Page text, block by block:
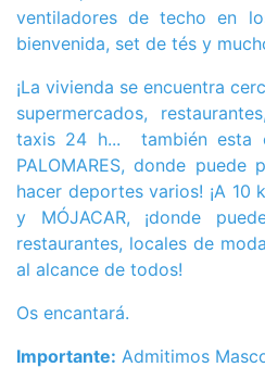
ventiladores de techo en
bienvenida, set de tés y
¡La vivienda se encuentra
supermercados,
taxis 24 h... también esta
PALOMARES, donde puede
hacer deportes varios! ¡A 10
y MÓJACAR, ¡donde
restaurantes, locales de
al alcance de todos!
Os encantará.
Importante: Admitimos